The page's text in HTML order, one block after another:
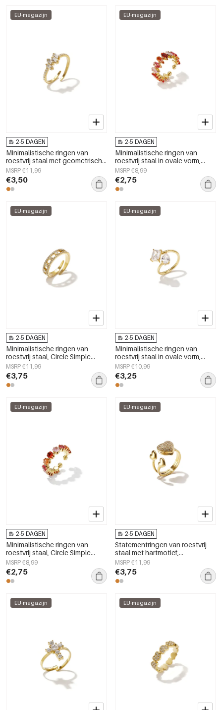
EU-magazijn
2-5 DAGEN
Minimalistische ringen van
roestvrij staal met geometrische
vormen, eenvoudige,
alledaagse serie voor dames.
MSRP €11,99
€3,50
EU-magazijn
2-5 DAGEN
Minimalistische ringen van
roestvrij staal in ovale vorm,
casual en eenvoudig voor
dagelijks gebruik, dames
sieraden
MSRP €8,99
€2,75
EU-magazijn
2-5 DAGEN
Minimalistische ringen van
roestvrij staal, Circle Simple
Daily Simple-serie,
damessieraden.
MSRP €11,99
€3,75
EU-magazijn
2-5 DAGEN
Minimalistische ringen van
roestvrij staal in ovale vorm,
eenvoudige dagelijkse sieraden
uit de Simple Series voor dames.
MSRP €10,99
€3,25
EU-magazijn
2-5 DAGEN
Minimalistische ringen van
roestvrij staal, Circle Simple
Daily Simple-serie,
damessieraden
MSRP €8,99
€2,75
EU-magazijn
2-5 DAGEN
Statementringen van roestvrij
staal met hartmotief,
eenvoudige en alledaagse
serie, dames sieraden
MSRP €11,99
€3,75
EU-magazijn EU-magazijn